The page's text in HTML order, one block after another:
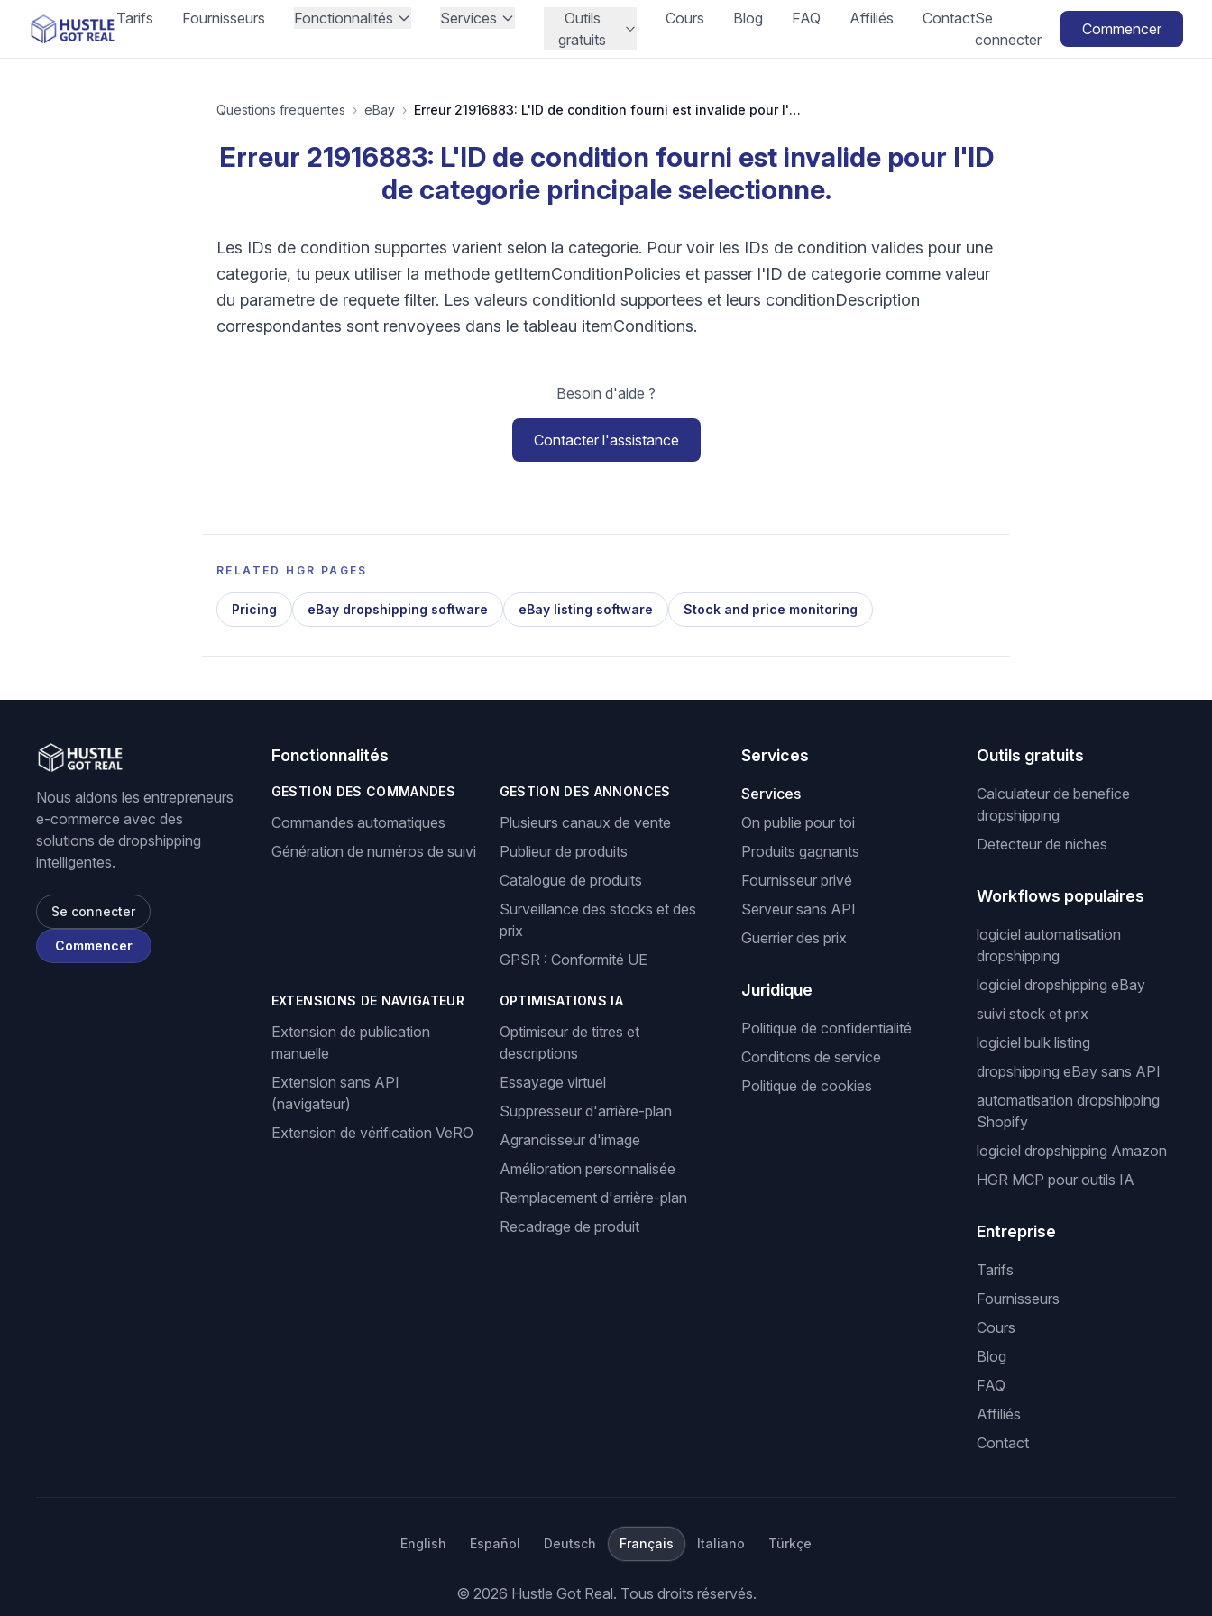
Tarifs Fournisseurs Fonctionnalités Services
Outils
gratuits
Cours Blog FAQ Affiliés ContactSe
connecter
Commencer
Questions frequentes › eBay › Erreur 21916883: L'ID de condition fourni est invalide pour l'ID de categorie principale selectionne.
Erreur 21916883: L'ID de condition fourni est invalide pour l'ID
de categorie principale selectionne.
Les IDs de condition supportes varient selon la categorie. Pour voir les IDs de condition valides pour une
categorie, tu peux utiliser la methode getItemConditionPolicies et passer l'ID de categorie comme valeur
du parametre de requete filter. Les valeurs conditionId supportees et leurs conditionDescription
correspondantes sont renvoyees dans le tableau itemConditions.
Besoin d'aide ?
Contacter l'assistance
RELATED HGR PAGES
Pricing eBay dropshipping software eBay listing software Stock and price monitoring
Nous aidons les entrepreneurs
e-commerce avec des
solutions de dropshipping
intelligentes.
Se connecter
Commencer
Fonctionnalités
GESTION DES COMMANDES
Commandes automatiques
Génération de numéros de suivi
GESTION DES ANNONCES
Plusieurs canaux de vente
Publieur de produits
Catalogue de produits
Surveillance des stocks et des
prix
GPSR : Conformité UE
EXTENSIONS DE NAVIGATEUR
Extension de publication
manuelle
Extension sans API
(navigateur)
Extension de vérification VeRO
OPTIMISATIONS IA
Optimiseur de titres et
descriptions
Essayage virtuel
Suppresseur d'arrière-plan
Agrandisseur d'image
Amélioration personnalisée
Remplacement d'arrière-plan
Recadrage de produit
Services
Services
On publie pour toi
Produits gagnants
Fournisseur privé
Serveur sans API
Guerrier des prix
Juridique
Politique de confidentialité
Conditions de service
Politique de cookies
Outils gratuits
Calculateur de benefice
dropshipping
Detecteur de niches
Workflows populaires
logiciel automatisation
dropshipping
logiciel dropshipping eBay
suivi stock et prix
logiciel bulk listing
dropshipping eBay sans API
automatisation dropshipping
Shopify
logiciel dropshipping Amazon
HGR MCP pour outils IA
Entreprise
Tarifs
Fournisseurs
Cours
Blog
FAQ
Affiliés
Contact
English Español Deutsch Français Italiano Türkçe
© 2026 Hustle Got Real. Tous droits réservés.